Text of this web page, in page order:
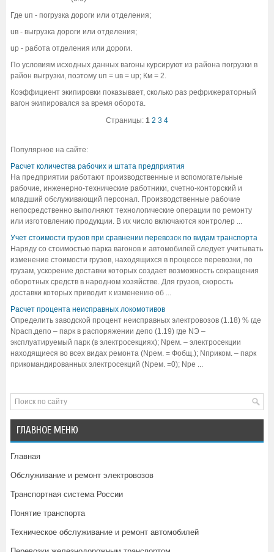
Где uп - погрузка дороги или отделения;
uв - выгрузка дороги или отделения;
uр - работа отделения или дороги.
По условиям исходных данных вагоны курсируют из района погрузки в
район выгрузки, поэтому uп = uв = uр; Км = 2.
Коэффициент экипировки показывает, сколько раз рефрижераторный
вагон экипировался за время оборота.
Страницы: 1 2 3 4
Популярное на сайте:
Расчет количества рабочих и штата предприятия
На предприятии работают производственные и вспомогательные
рабочие, инженерно-технические работники, счетно-конторский и
младший обслуживающий персонал. Производственные рабочие
непосредственно выполняют технологические операции по ремонту
или изготовлению продукции. В их число включаются контролер ...
Учет стоимости грузов при сравнении перевозок по видам транспорта
Наряду со стоимостью парка вагонов и автомобилей следует учитывать
изменение стоимости грузов, находящихся в процессе перевозки, по
грузам, ускорение доставки которых создает возможность сокращения
оборотных средств в народном хозяйстве. Для грузов, скорость
доставки которых приводит к изменению об ...
Расчет процента неисправных локомотивов
Определить заводской процент неисправных электровозов (1.18) % где
Nрасп.депо – парк в распоряжении депо (1.19) где NЭ –
эксплуатируемый парк (в электросекциях); Nрем. – электросекции
находящиеся во всех видах ремонта (Nрем. = Фобщ.); Nприком. – парк
прикомандированных электросекций (Nрем. =0); Nре ...
ГЛАВНОЕ МЕНЮ
Главная
Обслуживание и ремонт электровозов
Транспортная система России
Понятие транспорта
Техническое обслуживание и ремонт автомобилей